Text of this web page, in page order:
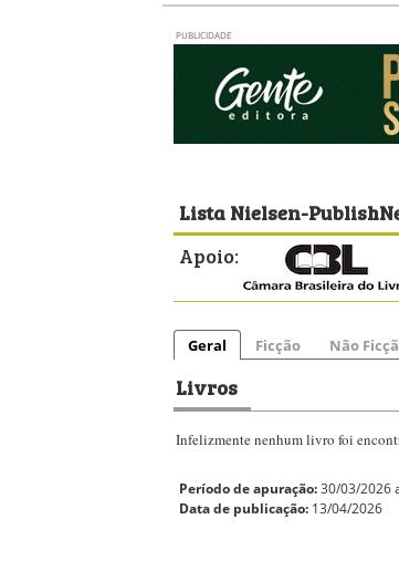
PUBLICIDADE
Lista Nielsen-
Apoio:
Geral Ficção Não
Livros
Infelizmente nenhum livro foi
Período de apuração:30/03/2026
Data de publicação: 13/04/2026